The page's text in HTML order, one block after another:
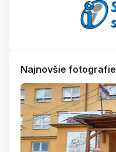
Najnovšie fotografie